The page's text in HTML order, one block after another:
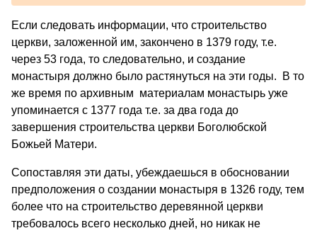
Если следовать информации, что строительство
церкви, заложенной им, закончено в 1379 году, т.е.
через 53 года, то следовательно, и создание
монастыря должно было растянуться на эти годы. В то
же время по архивным материалам монастырь уже
упоминается с 1377 года т.е. за два года до
завершения строительства церкви Боголюбской
Божьей Матери.
Сопоставляя эти даты, убеждаешься в обосновании
предположения о создании монастыря в 1326 году, тем
более что на строительство деревянной церкви
требовалось всего несколько дней, но никак не